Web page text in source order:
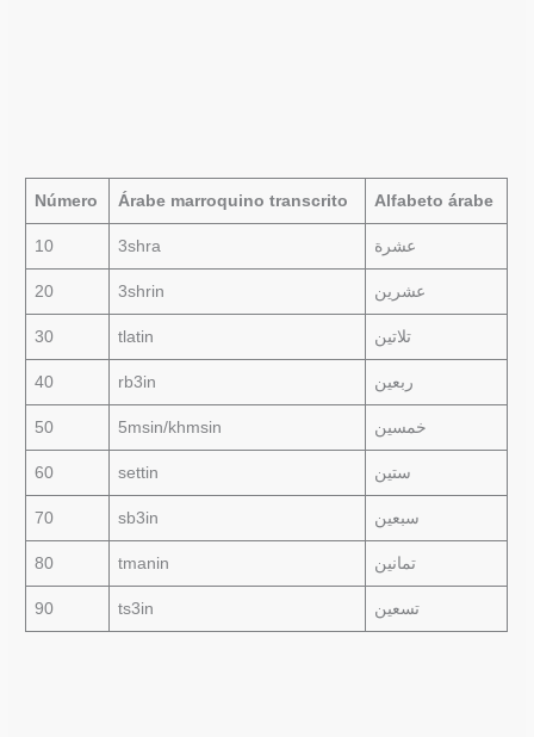
Número Árabe marroquino transcrito Alfabeto árabe
10 3shra عشرة
20 3shrin عشرين
30 tlatin تلاتين
40 rb3in ربعين
50 5msin/khmsin خمسين
60 settin ستين
70 sb3in سبعين
80 tmanin تمانين
90 ts3in تسعين